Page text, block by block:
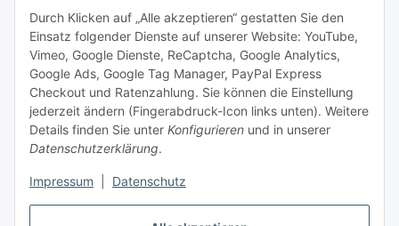
Durch Klicken auf „Alle akzeptieren“ gestatten Sie den
Einsatz folgender Dienste auf unserer Website: YouTube,
Vimeo, Google Dienste, ReCaptcha, Google Analytics,
Google Ads, Google Tag Manager, PayPal Express
Checkout und Ratenzahlung. Sie können die Einstellung
jederzeit ändern (Fingerabdruck-Icon links unten). Weitere
Details finden Sie unter Konfigurieren und in unserer
Datenschutzerklärung.
Impressum Datenschutz
Social Media
Unsere Dienstleistungen
Lampenreparatur
Lichtservice für Senioren
Vertrag widerrufen